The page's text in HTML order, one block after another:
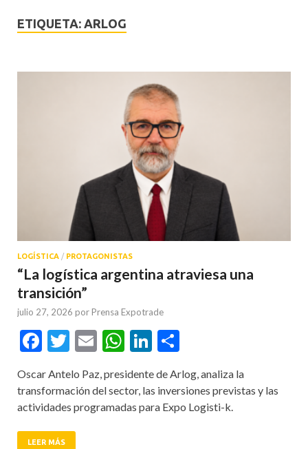
ETIQUETA: ARLOG
LOGÍSTICA / PROTAGONISTAS
“La logística argentina atraviesa una
transición”
julio 27, 2026 por Prensa Expotrade
Facebook
Twitter
EmailWhatsApp
LinkedIn
Oscar Antelo Paz, presidente de Arlog, analiza la
transformación del sector, las inversiones previstas y las
actividades programadas para Expo Logisti-k.
LEER MÁS